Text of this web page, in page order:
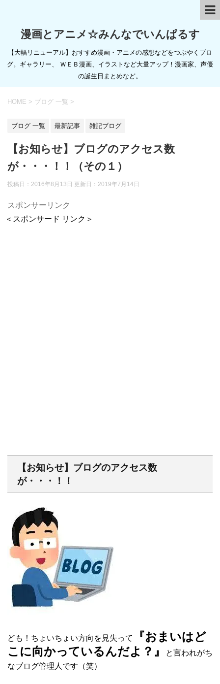
漫画とアニメ☆みんなでいんぱるす
【大幅リニューアル】おすすめ漫画・アニメの感想などをつぶやくブロ
グ。ギャラリー、 ＷＥＢ漫画、イラストなど大量アップ！漫画家、声優
の誕生日まとめなど。
HOME > ブログ 一覧 >
ブログ 一覧 最新記事 雑記ブログ
【お知らせ】ブログのアクセス数
が・・・！！（その１）
投稿日：2016年8月13日 更新日： 2019年7月14日
スポンサーリンク
＜スポンサード リンク＞
【お知らせ】ブログのアクセス数
が・・・！！
ども！ちょいちょい方向を見失って
『おまいはど
こに向かっているんだよ？』
と言われがち
なブログ管理人です（笑）